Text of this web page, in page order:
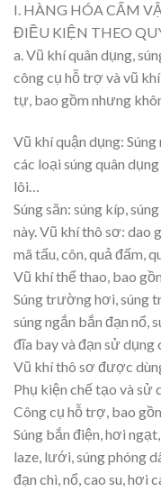
I. HÀNG HÓA CẤM
ĐIỀU KIỆN THEO
a. Vũ khí quân dụng,
công cụ hỗ trợ và vũ
tự, bao gồm nhưng
Vũ khí quận dụng:
các loại súng quân
lôi…
Súng săn: súng kíp,
này. Vũ khí thô sơ: dao
mã tấu, côn, quả đấm,
Vũ khí thể thao, bao
Súng trường hơi, súng
súng ngắn bắn đạn nổ,
đĩa bay và đạn sử dụng
Vũ khí thô sơ được
Phụ kiện chế tạo và sử
Công cụ hỗ trợ, bao
Súng bắn điện, hơi
laze, lưới, súng phóng
đạn chì, nổ, cao su, hơi